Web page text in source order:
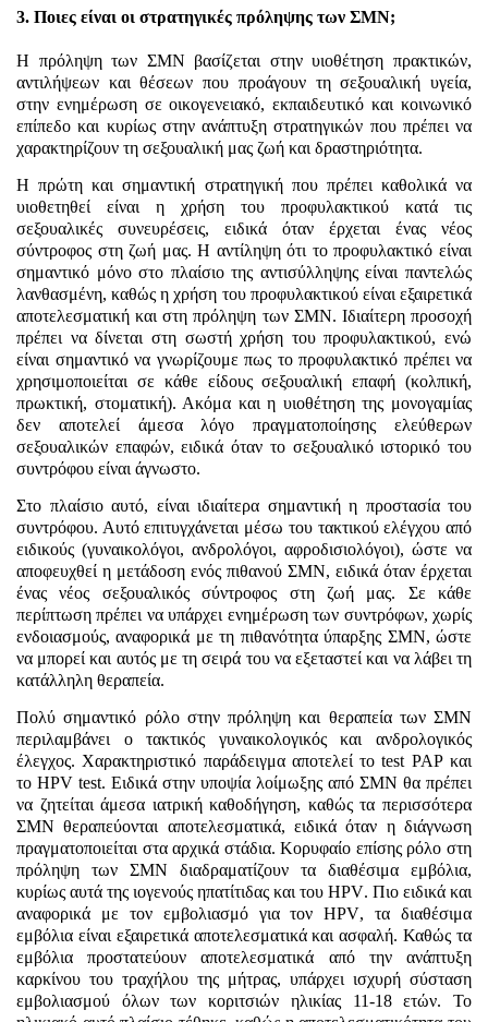
3. Ποιες είναι οι στρατηγικές πρόληψης των ΣΜΝ;
Η πρόληψη των ΣΜΝ βασίζεται στην υιοθέτηση πρακτικών,
αντιλήψεων και θέσεων που προάγουν τη σεξουαλική υγεία,
στην ενημέρωση σε οικογενειακό, εκπαιδευτικό και κοινωνικό
επίπεδο και κυρίως στην ανάπτυξη στρατηγικών που πρέπει να
χαρακτηρίζουν τη σεξουαλική μας ζωή και δραστηριότητα.
Η πρώτη και σημαντική στρατηγική που πρέπει καθολικά να
υιοθετηθεί είναι η χρήση του προφυλακτικού κατά τις
σεξουαλικές συνευρέσεις, ειδικά όταν έρχεται ένας νέος
σύντροφος στη ζωή μας. Η αντίληψη ότι το προφυλακτικό είναι
σημαντικό μόνο στο πλαίσιο της αντισύλληψης είναι παντελώς
λανθασμένη, καθώς η χρήση του προφυλακτικού είναι εξαιρετικά
αποτελεσματική και στη πρόληψη των ΣΜΝ. Ιδιαίτερη προσοχή
πρέπει να δίνεται στη σωστή χρήση του προφυλακτικού, ενώ
είναι σημαντικό να γνωρίζουμε πως το προφυλακτικό πρέπει να
χρησιμοποιείται σε κάθε είδους σεξουαλική επαφή (κολπική,
πρωκτική, στοματική). Ακόμα και η υιοθέτηση της μονογαμίας
δεν αποτελεί άμεσα λόγο πραγματοποίησης ελεύθερων
σεξουαλικών επαφών, ειδικά όταν το σεξουαλικό ιστορικό του
συντρόφου είναι άγνωστο.
Στο πλαίσιο αυτό, είναι ιδιαίτερα σημαντική η προστασία του
συντρόφου. Αυτό επιτυγχάνεται μέσω του τακτικού ελέγχου από
ειδικούς (γυναικολόγοι, ανδρολόγοι, αφροδισιολόγοι), ώστε να
αποφευχθεί η μετάδοση ενός πιθανού ΣΜΝ, ειδικά όταν έρχεται
ένας νέος σεξουαλικός σύντροφος στη ζωή μας. Σε κάθε
περίπτωση πρέπει να υπάρχει ενημέρωση των συντρόφων, χωρίς
ενδοιασμούς, αναφορικά με τη πιθανότητα ύπαρξης ΣΜΝ, ώστε
να μπορεί και αυτός με τη σειρά του να εξεταστεί και να λάβει τη
κατάλληλη θεραπεία.
Πολύ σημαντικό ρόλο στην πρόληψη και θεραπεία των ΣΜΝ
περιλαμβάνει ο τακτικός γυναικολογικός και ανδρολογικός
έλεγχος. Χαρακτηριστικό παράδειγμα αποτελεί τοtest PAPκαι
το HPV test. Ειδικά στην υποψία λοίμωξης από ΣΜΝ θα πρέπει
να ζητείται άμεσα ιατρική καθοδήγηση, καθώς τα περισσότερα
ΣΜΝ θεραπεύονται αποτελεσματικά, ειδικά όταν η διάγνωση
πραγματοποιείται στα αρχικά στάδια. Κορυφαίο επίσης ρόλο στη
πρόληψη των ΣΜΝ διαδραματίζουν τα διαθέσιμα εμβόλια,
κυρίως αυτά της ιογενούς ηπατίτιδας και του HPV. Πιο ειδικά και
αναφορικά με τον εμβολιασμό για τονHPV, τα διαθέσιμα
εμβόλια είναι εξαιρετικά αποτελεσματικά και ασφαλή. Καθώς τα
εμβόλια προστατεύουν αποτελεσματικά από την ανάπτυξη
καρκίνου του τραχήλου της μήτρας, υπάρχει ισχυρή σύσταση
εμβολιασμού όλων των κοριτσιών ηλικίας 11-18 ετών. Το